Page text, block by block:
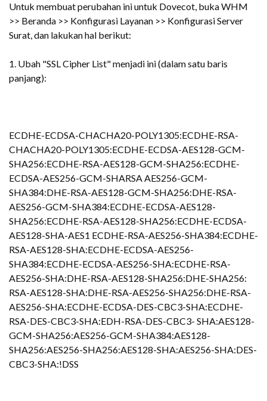
Untuk membuat perubahan ini untuk Dovecot, buka WHM
>> Beranda >> Konfigurasi Layanan >> Konfigurasi Server
Surat, dan lakukan hal berikut:
1. Ubah "SSL Cipher List" menjadi ini (dalam satu baris
panjang):
ECDHE-ECDSA-CHACHA20-POLY1305:ECDHE-RSA-
CHACHA20-POLY1305:ECDHE-ECDSA-AES128-GCM-
SHA256:ECDHE-RSA-AES128-GCM-SHA256:ECDHE-
ECDSA-AES256-GCM-SHARSA AES256-GCM-
SHA384:DHE-RSA-AES128-GCM-SHA256:DHE-RSA-
AES256-GCM-SHA384:ECDHE-ECDSA-AES128-
SHA256:ECDHE-RSA-AES128-SHA256:ECDHE-ECDSA-
AES128-SHA-AES1 ECDHE-RSA-AES256-SHA384:ECDHE-
RSA-AES128-SHA:ECDHE-ECDSA-AES256-
SHA384:ECDHE-ECDSA-AES256-SHA:ECDHE-RSA-
AES256-SHA:DHE-RSA-AES128-SHA256:DHE-SHA256:
RSA-AES128-SHA:DHE-RSA-AES256-SHA256:DHE-RSA-
AES256-SHA:ECDHE-ECDSA-DES-CBC3-SHA:ECDHE-
RSA-DES-CBC3-SHA:EDH-RSA-DES-CBC3- SHA:AES128-
GCM-SHA256:AES256-GCM-SHA384:AES128-
SHA256:AES256-SHA256:AES128-SHA:AES256-SHA:DES-
CBC3-SHA:!DSS